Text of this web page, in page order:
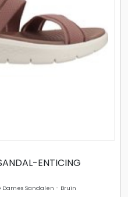
ENTICING
Dames Sandalen - Bruin